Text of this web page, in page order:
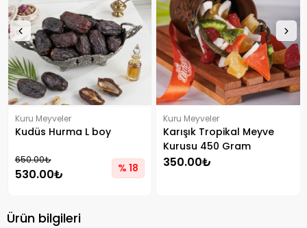
Kuru Meyveler
Kudüs Hurma L boy
650.00₺
530.00₺ % 18
Kuru Meyveler
Karışık Tropikal Meyve
Kurusu 450 Gram
350.00₺
Ürün bilgileri